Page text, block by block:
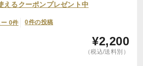
えるクーポンプレゼント中
ー 0件 0件の投稿
¥2,200
（税込/送料別）